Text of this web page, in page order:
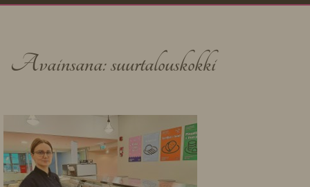
Avainsana: suurtalouskokki